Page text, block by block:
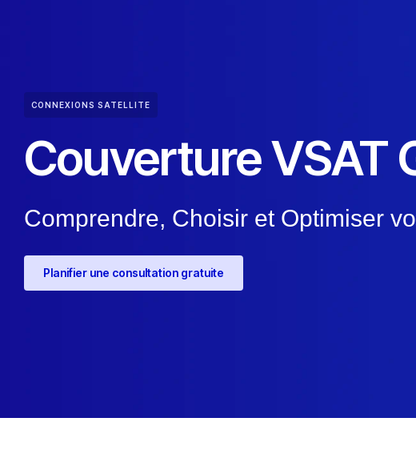
CONNEXIONS SATELLITE
Couverture VSAT
Comprendre, Choisir et Optimiser
Planifier une consultation gratuite